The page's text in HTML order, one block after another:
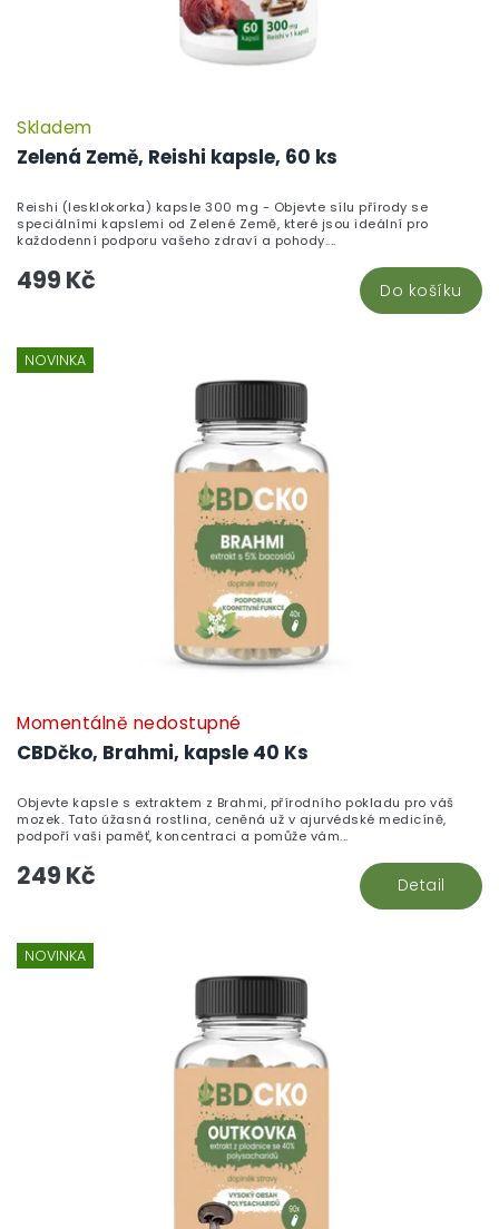
Zelená Země, Reishi kapsle, 60 ks
Skladem
499 Kč Do košíku
Reishi (lesklokorka) kapsle 300 mg - Objevte sílu přírody se
speciálními kapslemi od Zelené Země, které jsou ideální pro
každodenní podporu vašeho zdraví a pohody....
NOVINKA
CBDčko, Brahmi, kapsle 40 Ks
Momentálně nedostupné
249 Kč Detail
Objevte kapsle s extraktem z Brahmi, přírodního pokladu pro váš
mozek. Tato úžasná rostlina, ceněná už v ajurvédské medicíně,
podpoří vaši paměť, koncentraci a pomůže vám...
NOVINKA